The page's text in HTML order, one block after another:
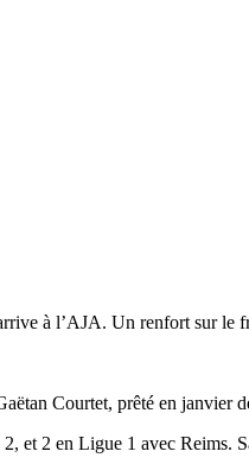
à l’AJA. Un renfort sur
Courtet, prêté en
et 2 en Ligue 1 avec